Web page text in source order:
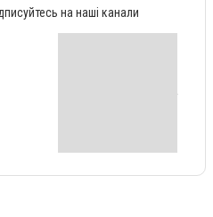
на наші канали